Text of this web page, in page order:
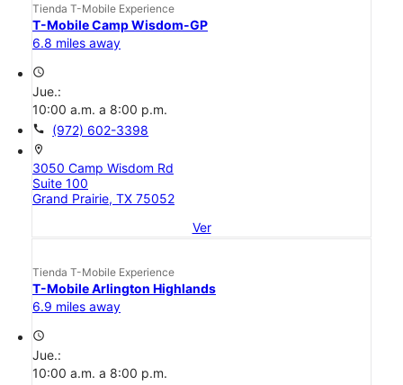
Tienda T-Mobile Experience
T-Mobile Camp Wisdom-GP
6.8 miles away
access_time
Jue.:
10:00 a.m. a 8:00 p.m.
call (972) 602-3398
location_on
3050 Camp Wisdom Rd
Suite 100
Grand Prairie, TX 75052
Ver
Tienda T-Mobile Experience
T-Mobile Arlington Highlands
6.9 miles away
access_time
Jue.:
10:00 a.m. a 8:00 p.m.